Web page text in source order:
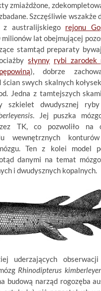
zmiażdżone,
Szczęśliwie wszakże
z australijskiego rejonu
lat obejmującej
stamtąd preparaty
słynny rybi zarodek
), dobrze
ścian swych skalnych
Jedna z tamtejszych
szkielet dwudysznej
. Jej puszka
TK, co pozwoliło na
wewnętrznych
Ten z kolei model
danymi na temat
i dwudysznych kopalnych.
uderzających
Rhinodipterus
budową narząd rogozęba